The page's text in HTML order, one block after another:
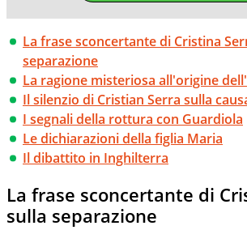
La frase sconcertante di Cristina
separazione
La ragione misteriosa all'origine
Il silenzio di Cristian Serra sulla
I segnali della rottura con Guardiola
Le dichiarazioni della figlia Maria
Il dibattito in Inghilterra
La frase sconcertante di
sulla separazione